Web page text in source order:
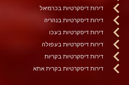
דירות דיסקרטיות בכרמיאל
דירות דיסקרטיות בנהריה
דירות דיסקרטיות בעכו
דירות דיסקרטיות בעפולה
דירות דיסקרטיות בקריות
דירות דיסקרטיות בקרית אתא